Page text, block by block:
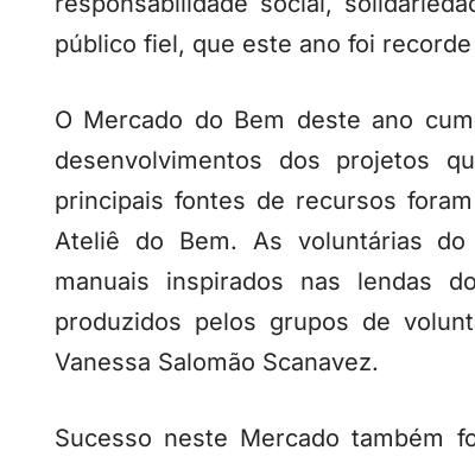
público fiel, que este ano foi
O Mercado do Bem deste ano
desenvolvimentos dos projetos
principais fontes de recursos
Ateliê do Bem. As voluntárias do
manuais inspirados nas lendas
produzidos pelos grupos de
Vanessa Salomão Scanavez.
Sucesso neste Mercado também